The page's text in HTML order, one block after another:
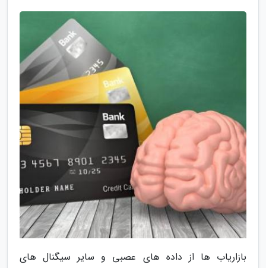
بازاریاب ها از داده های عصبی و سایر سیگنال های